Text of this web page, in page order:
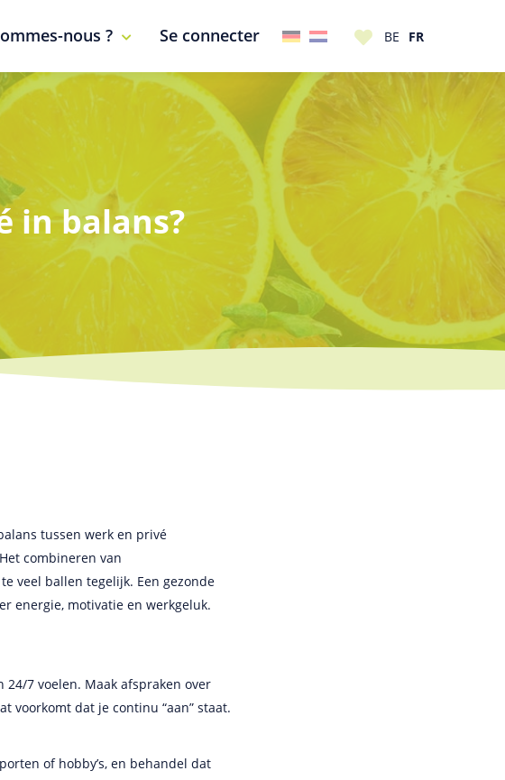
nous ? Se connecter
in balans?
tussen werk en privé
combineren van
veel ballen tegelijk. Een gezonde
energie, motivatie en werkgeluk.
24/7 voelen. Maak afspraken over
voorkomt dat je continu “aan” staat.
of hobby’s, en behandel dat